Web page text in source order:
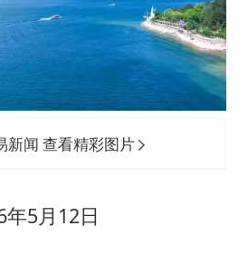
新闻 查看精彩图片
年5月12日